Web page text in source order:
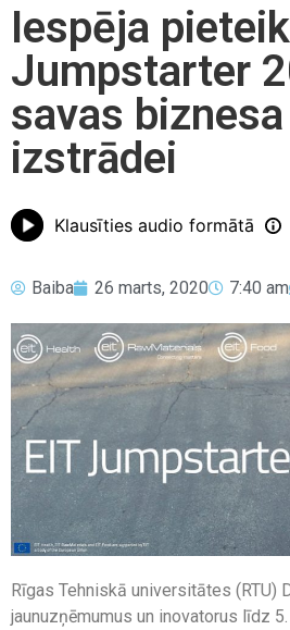
Iespēja
Jumpstarter
savas
izstrādei
Klausīties audio formātā
Baiba 26 marts, 2020 7:40 am
Rīgas Tehniskā universitātes (RTU)
jaunuzņēmumus un inovatorus līdz